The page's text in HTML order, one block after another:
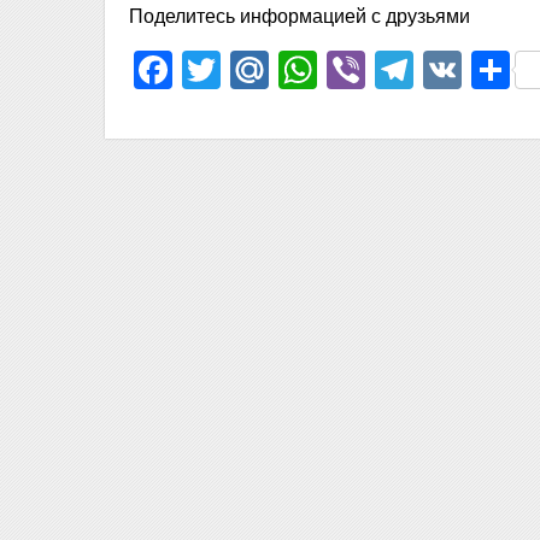
Поделитесь информацией с друзьями
Facebook
TwitterMail.Ru
WhatsApp
Viber VK